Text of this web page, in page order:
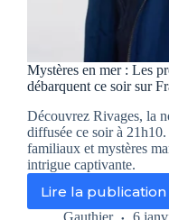
Mystères en mer : Les
débarquent ce soir sur
Découvrez Rivages, la
diffusée ce soir à
familiaux et mystères
intrigue captivante.
Lire la publication
Mystères
en